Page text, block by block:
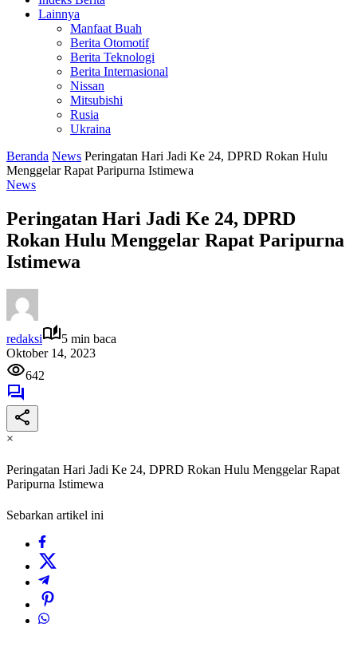
Lainnya
Manfaat Buah
Berita Otomotif
Berita Teknologi
Berita Internasional
Nissan
Mitsubishi
Rusia
Ukraina
Beranda News Peringatan Hari Jadi Ke 24, DPRD Rokan Hulu
Menggelar Rapat Paripurna Istimewa
News
Peringatan Hari Jadi Ke 24, DPRD
Rokan Hulu Menggelar Rapat Paripurna
Istimewa
redaksi
5 min baca
Oktober 14, 2023
642
×
Peringatan Hari Jadi Ke 24, DPRD Rokan Hulu Menggelar Rapat
Paripurna Istimewa
Sebarkan artikel ini